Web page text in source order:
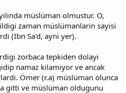
müslüman olmustur. O,
zaman müslümanlarin sayisi
(Ibn Sa'd, ayni yer).
zorbaca tepkiden dolayi
namaz kilamiyor ve ancak
Ömer (r.a) müslüman olunca
gitti ve müslüman oldugunu